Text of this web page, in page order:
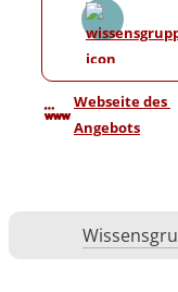
Webseite des
Angebots